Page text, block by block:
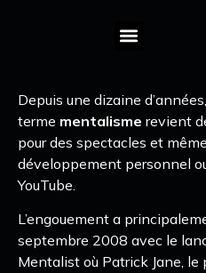
Depuis une dizaine
terme mentalisme revient
pour des spectacles et
développement personnel
YouTube.
L’engouement a
septembre 2008 avec le
Mentalist où Patrick Jane,